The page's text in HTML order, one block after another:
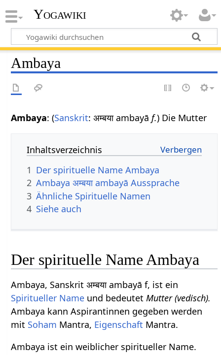
Yogawiki
Ambaya
Ambaya: (Sanskrit: अम्बया ambayāf.) Die Mutter
Inhaltsverzeichnis
1 Der spirituelle Name Ambaya
2 Ambaya अम्बया ambayā Aussprache
3 Ähnliche Spirituelle Namen
4 Siehe auch
Der spirituelle Name Ambaya
Ambaya, Sanskrit अम्बया ambayā f, ist ein
Spiritueller Name und bedeutetMutter (vedisch).
Ambaya kann Aspirantinnen gegeben werden
mit Soham Mantra, Eigenschaft Mantra.
Ambaya ist ein weiblicher spiritueller Name.